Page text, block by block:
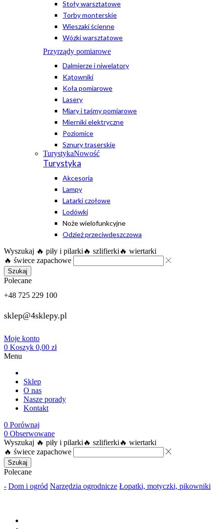
Stoły warsztatowe
Torby monterskie
Wieszaki ścienne
Wózki warsztatowe
Przyrządy pomiarowe
Dalmierze i niwelatory
Kątowniki
Koła pomiarowe
Lasery
Miary i taśmy pomiarowe
Mierniki elektryczne
Poziomice
Sznury traserskie
TurystykaNowość
Turystyka
Akcesoria
Lampy
Latarki czołowe
Lodówki
Noże wielofunkcyjne
Odzież przeciwdeszczowa
Wyszukaj 🔥 piły i pilarki 🔥 szlifierki 🔥 wiertarki
🔥 świece zapachowe
Szukaj
Polecane
+48 725 229 100
sklep@4sklepy.pl
Moje konto
0 Koszyk 0,00 zł
Menu
Sklep
O nas
Nasze porady
Kontakt
0 Porównaj
0 Obserwowane
Wyszukaj 🔥 piły i pilarki 🔥 szlifierki 🔥 wiertarki
🔥 świece zapachowe
Szukaj
Polecane
- Dom i ogród Narzędzia ogrodnicze Łopatki, motyczki, pikowniki